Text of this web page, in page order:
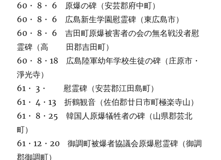
60・ 8・ 6 原爆の碑（安芸郡府中町）
60・ 8・ 6 広島新生学園慰霊碑（東広島市）
60・ 8・ 6 吉田町原爆被害者の会の無名戦没者慰
霊碑（高 田郡吉田町）
60・ 8・18 広島陸軍幼年学校生徒の碑（庄原市・
淨光寺）
61・ 3・ 慰霊碑（安芸郡江田島町）
61・ 4・13 折鶴観音（佐伯郡廿日市町極楽寺山）
61・ 8・25 韓国人原爆犠牲者の碑（山県郡芸北
町）
61・12・20 御調町被爆者協議会原爆慰霊碑（御調
郡御調町）